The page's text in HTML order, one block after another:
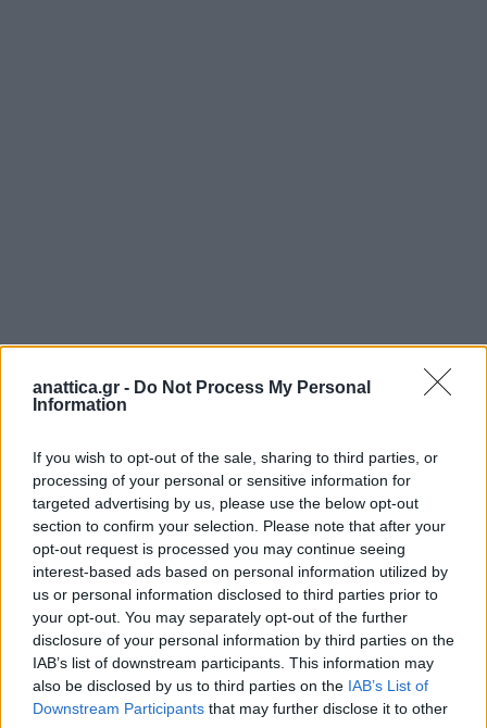
anattica.gr - Do Not Process My Personal
Information
If you wish to opt-out of the sale, sharing to third parties, or
processing of your personal or sensitive information for
targeted advertising by us, please use the below opt-out
section to confirm your selection. Please note that after your
opt-out request is processed you may continue seeing
interest-based ads based on personal information utilized by
us or personal information disclosed to third parties prior to
your opt-out. You may separately opt-out of the further
disclosure of your personal information by third parties on the
IAB’s list of downstream participants. This information may
also be disclosed by us to third parties on the IAB’s List of
Downstream Participants that may further disclose it to other